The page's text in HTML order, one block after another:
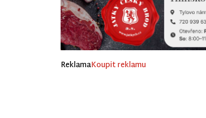
ReklamaKoupit reklamu